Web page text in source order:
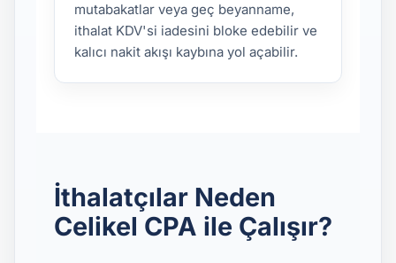
mutabakatlar veya geç beyanname,
ithalat KDV'si iadesini bloke edebilir ve
kalıcı nakit akışı kaybına yol açabilir.
İthalatçılar Neden
Celikel CPA ile Çalışır?